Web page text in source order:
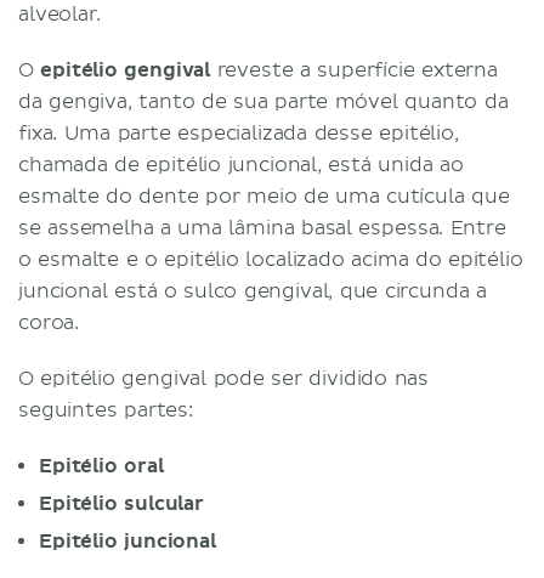
alveolar.
Oepitélio gengival reveste a superfície externa
da gengiva, tanto de sua parte móvel quanto da
fixa. Uma parte especializada desse epitélio,
chamada de epitélio juncional, está unida ao
esmalte do dente por meio de uma cutícula que
se assemelha a uma lâmina basal espessa. Entre
o esmalte e o epitélio localizado acima do epitélio
juncional está o sulco gengival, que circunda a
coroa.
O epitélio gengival pode ser dividido nas
seguintes partes:
Epitélio oral
Epitélio sulcular
Epitélio juncional